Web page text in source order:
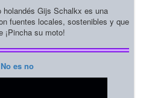
holandés Gijs Schalkx es una
fuentes locales, sostenibles y que
¡Pincha su moto!
No es no